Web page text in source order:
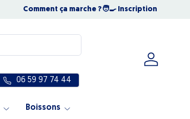
NOUS SOMMES OUVERTS TOUT L'ÉTÉ☀️ Notre
Comment ça marche ?🧑‍🍳 Inscription
06 59 97 74 44
Se
Boissons